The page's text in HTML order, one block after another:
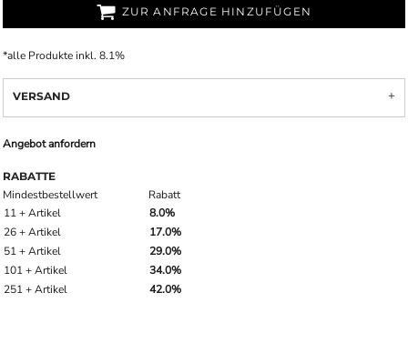
ZUR ANFRAGE HINZUFÜGEN
*alle Produkte inkl. 8.1%
VERSAND
Angebot anfordern
RABATTE
Mindestbestellwert
Rabatt
11 + Artikel
8.0%
26 + Artikel
17.0%
51 + Artikel
29.0%
101 + Artikel
34.0%
251 + Artikel
42.0%